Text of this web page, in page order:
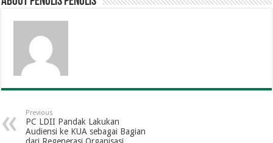
Previous
PC LDII Pandak Lakukan
Audiensi ke KUA sebagai Bagian